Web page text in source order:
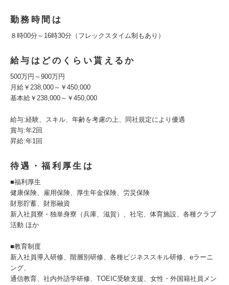
勤務時間は
８時00分～16時30分（フレックスタイム制もあり）
給与はどのくらい貰えるか
500万円～900万円
月給￥238,000～￥450,000
基本給￥238,000～￥450,000
給与:経験、スキル、年齢を考慮の上、同社規定により優遇
賞与:年2回
昇給:年1回
待遇・福利厚生は
■福利厚生
健康保険、雇用保険、厚生年金保険、労災保険
財形貯蓄、財形融資
新入社員寮・独単身寮（兵庫、滋賀）、社宅、体育施設、各種クラブ
活動 ほか
■教育制度
新入社員導入研修、階層別研修、各種ビジネススキル研修、eラーニ
ング、
通信教育、社内外語学研修、TOEIC受験支援、女性・外国籍社員メン